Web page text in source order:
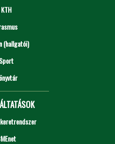
KTH
(hallgatói)
Sport